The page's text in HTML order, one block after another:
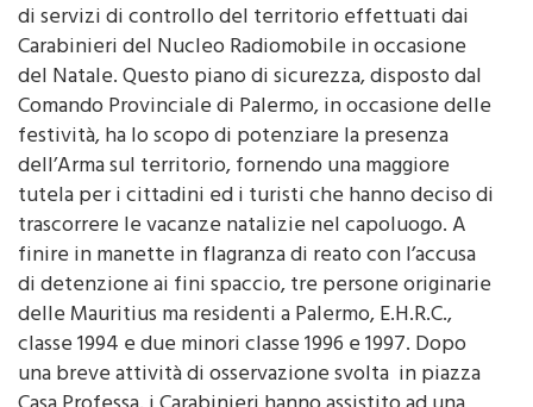
Tre arresti e 20 denunciati. È il risultato di una serie
di servizi di controllo del territorio effettuati dai
Carabinieri del Nucleo Radiomobile in occasione
del Natale. Questo piano di sicurezza, disposto dal
Comando Provinciale di Palermo, in occasione delle
festività, ha lo scopo di potenziare la presenza
dell’Arma sul territorio, fornendo una maggiore
tutela per i cittadini ed i turisti che hanno deciso di
trascorrere le vacanze natalizie nel capoluogo. A
finire in manette in flagranza di reato con l’accusa
di detenzione ai fini spaccio, tre persone originarie
delle Mauritius ma residenti a Palermo, E.H.R.C.,
classe 1994 e due minori classe 1996 e 1997. Dopo